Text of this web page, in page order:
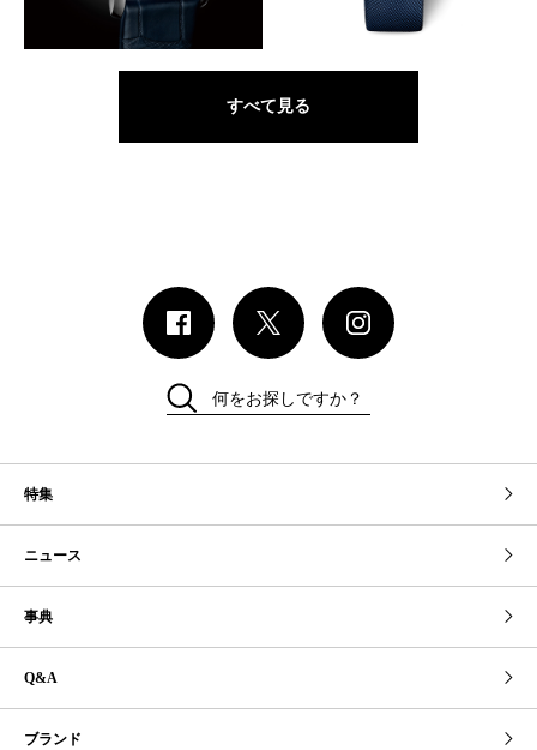
ー クロノグラフ ブルー
すべて見る
特集
ニュース
事典
Q&A
ブランド
何をお探しですか？